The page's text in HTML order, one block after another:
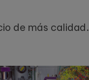
de más calidad.